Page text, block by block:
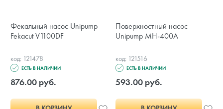
Фекальный насос Unipump
Fekacut V1100DF
код: 121478
ЕСТЬ В НАЛИЧИИ
876.00 руб.
Поверхностный насос
Unipump MH-400A
код: 121516
ЕСТЬ В НАЛИЧИИ
593.00 руб.